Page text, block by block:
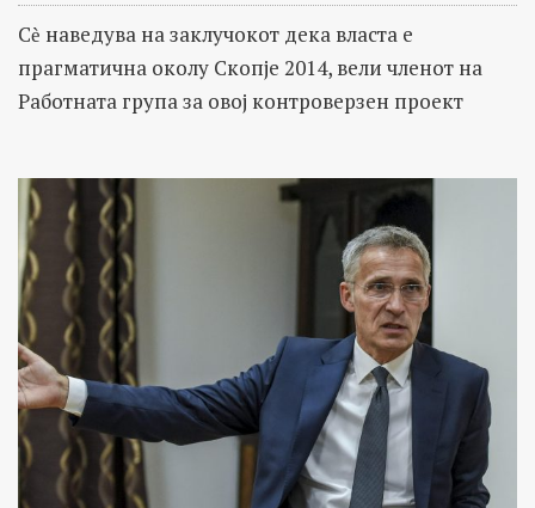
Сѐ наведува на заклучокот дека власта е
прагматична околу Скопје 2014, вели членот на
Работната група за овој контроверзен проект